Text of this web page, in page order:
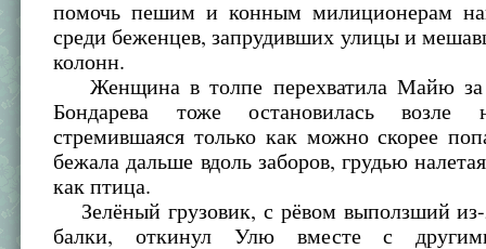
помочь пешим и конным милиционерам
среди беженцев, запрудивших улицы и
колонн.
Женщина в толпе перехватила Майю
Бондарева тоже остановилась
стремившаяся только как можно скорее
бежала дальше вдоль заборов, грудью
как птица.
Зелёный грузовик, с рёвом выползший из-
балки, откинул Улю вместе с